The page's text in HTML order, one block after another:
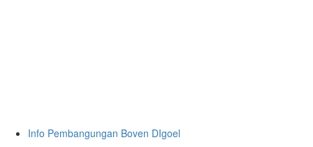
Info Pembangungan Boven DIgoel